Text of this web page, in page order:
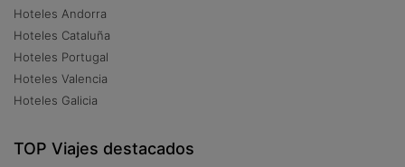
Hoteles Andorra
Hoteles Cataluña
Hoteles Portugal
Hoteles Valencia
Hoteles Galicia
TOP Viajes destacados